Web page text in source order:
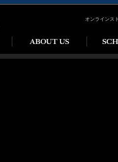
オンラインス